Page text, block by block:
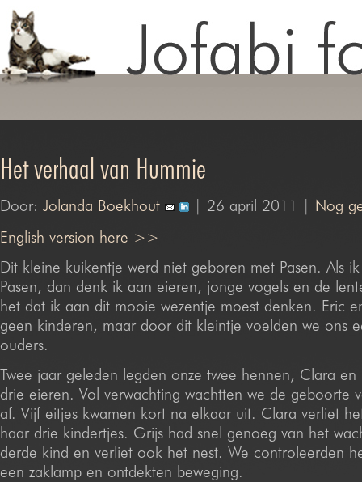
Het verhaal van Hummie
Door: Jolanda Boekhout | 26 april 2011 | Nog
English version here >>
Dit kleine kuikentje werd niet geboren met Pasen. Als
Pasen, dan denk ik aan eieren, jonge vogels en de
het dat ik aan dit mooie wezentje moest denken. Eric
geen kinderen, maar door dit kleintje voelden we ons
ouders.
Twee jaar geleden legden onze twee hennen, Clara
drie eieren. Vol verwachting wachtten we de geboorte
af. Vijf eitjes kwamen kort na elkaar uit. Clara verliet
haar drie kindertjes. Grijs had snel genoeg van het
derde kind en verliet ook het nest. We controleerden
een zaklamp en ontdekten beweging.